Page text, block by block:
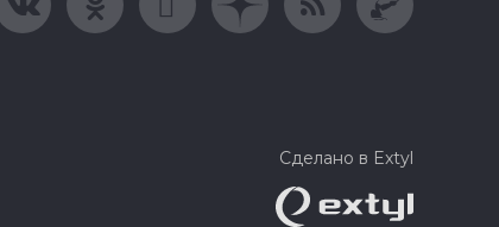
Сделано в Extyl